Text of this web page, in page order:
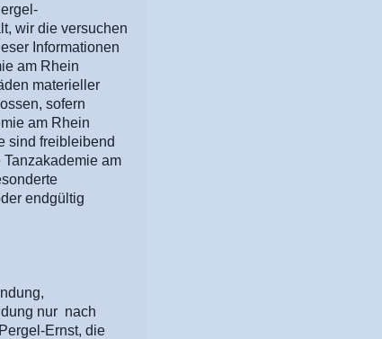
wir die versuchen
Informationen
am Rhein
materieller
sofern
am Rhein
sind freibleibend
am
endgültig
nur nach
Ernst, die